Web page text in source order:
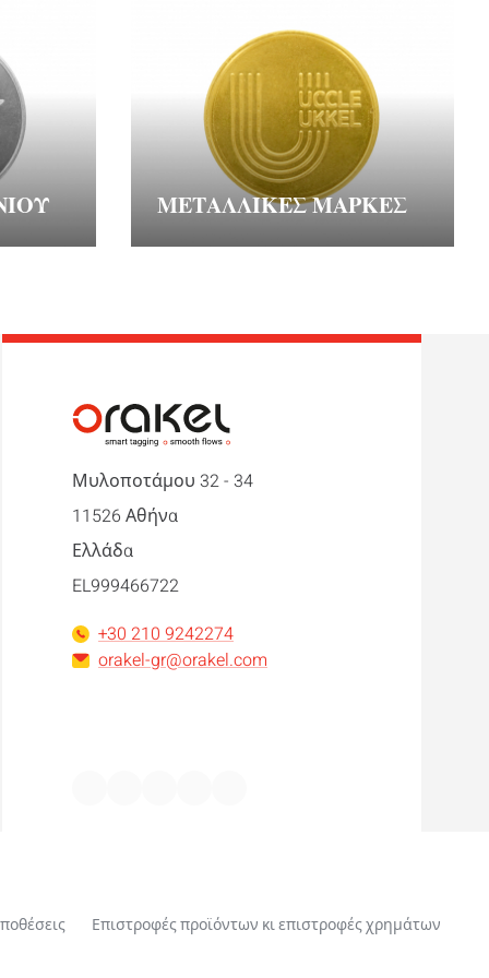
ΜΕΤΑΛΛΙΚΈΣ ΜΆΡΚΕΣ
Μυλοποτάμου 32 - 34
11526 Αθήνα
Ελλάδα
EL999466722
+30 210 9242274
orakel-gr@orakel.com
Επιστροφές προϊόντων κι επιστροφές χρημάτων